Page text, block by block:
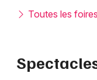
Toutes les